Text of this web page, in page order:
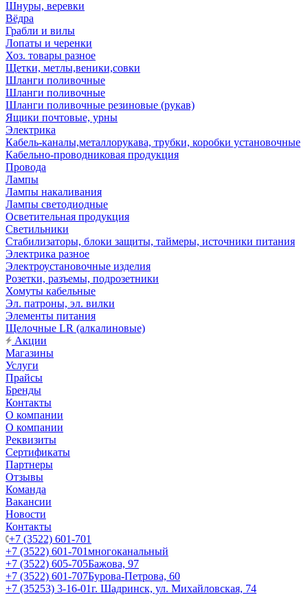
Шнуры, веревки
Вёдра
Грабли и вилы
Лопаты и черенки
Хоз. товары разное
Щетки, метлы,веники,совки
Шланги поливочные
Шланги поливочные
Шланги поливочные резиновые (рукав)
Ящики почтовые, урны
Электрика
Кабель-каналы,металлорукава, трубки, коробки установочные
Кабельно-проводниковая продукция
Провода
Лампы
Лампы накаливания
Лампы светодиодные
Осветительная продукция
Светильники
Стабилизаторы, блоки защиты, таймеры, источники питания
Электрика разное
Электроустановочные изделия
Розетки, разъемы, подрозетники
Хомуты кабельные
Эл. патроны, эл. вилки
Элементы питания
Щелочные LR (алкалиновые)
Акции
Магазины
Услуги
Прайсы
Бренды
Контакты
О компании
О компании
Реквизиты
Сертификаты
Партнеры
Отзывы
Команда
Вакансии
Новости
Контакты
+7 (3522) 601-701
+7 (3522) 601-701многоканальный
+7 (3522) 605-705Бажова, 97
+7 (3522) 601-707Бурова-Петрова, 60
+7 (35253) 3-16-01г. Шадринск, ул. Михайловская, 74